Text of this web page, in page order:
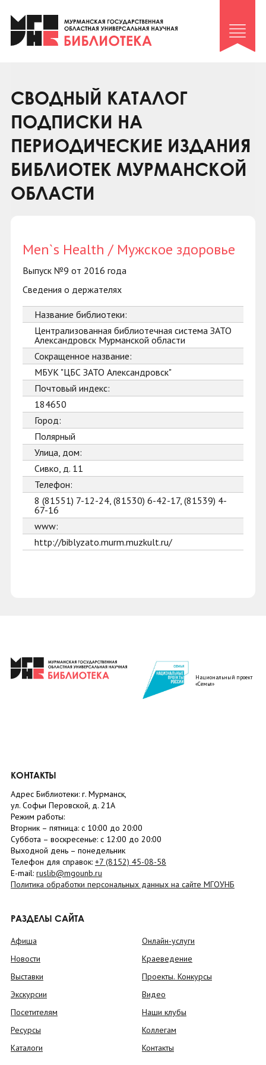
Клуб «Гиря и сельдерей»
Клуб «Семейный архив»
Коллегам
Контакты
СВОДНЫЙ КАТАЛОГ
ПОДПИСКИ НА
ПЕРИОДИЧЕСКИЕ ИЗДАНИЯ
БИБЛИОТЕК МУРМАНСКОЙ
ОБЛАСТИ
Men`s Health / Мужское здоровье
Выпуск №9 от 2016 года
Сведения о держателях
Название библиотеки:
Централизованная библиотечная система ЗАТО
Александровск Мурманской области
Сокращенное название:
МБУК "ЦБС ЗАТО Александровск"
Почтовый индекс:
184650
Город:
Полярный
Улица, дом:
Сивко, д. 11
Телефон:
8 (81551) 7-12-24, (81530) 6-42-17, (81539) 4-
67-16
www:
http://biblyzato.murm.muzkult.ru/
Национальный проект
«Семья»
КОНТАКТЫ
Адрес Библиотеки: г. Мурманск,
ул. Софьи Перовской, д. 21А
Режим работы:
Вторник – пятница: с 10:00 до 20:00
Суббота – воскресенье: c 12:00 до 20:00
Выходной день – понедельник
Телефон для справок: +7 (8152) 45-08-58
E-mail: ruslib@mgounb.ru
Политика обработки персональных данных на сайте МГОУНБ
РАЗДЕЛЫ САЙТА
Афиша
Новости
Выставки
Экскурсии
Посетителям
Ресурсы
Каталоги
Онлайн-услуги
Краеведение
Проекты. Конкурсы
Видео
Наши клубы
Коллегам
Контакты